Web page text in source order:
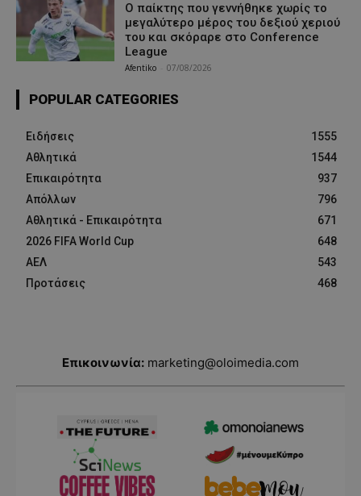
Ο παίκτης που γεννήθηκε χωρίς το
μεγαλύτερο μέρος του δεξιού χεριού
του και σκόραρε στο Conference
League
Afentiko 07/08/2026
POPULAR CATEGORIES
Ειδήσεις
1555
Αθλητικά
1544
Επικαιρότητα
937
Απόλλων
796
Αθλητικά - Επικαιρότητα
671
2026 FIFA World Cup
648
ΑΕΛ
543
Προτάσεις
468
Επικοινωνία: marketing@oloimedia.com